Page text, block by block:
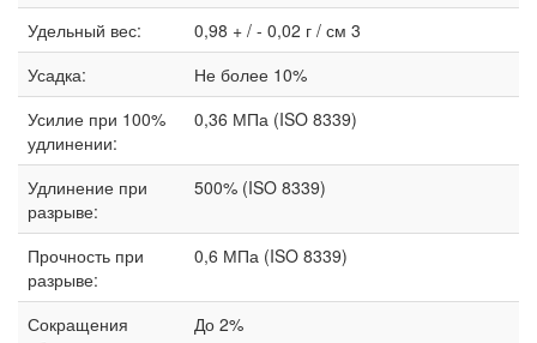
Удельный вес:
0,98 + / - 0,02 г / см 3
Усадка:
Не более 10%
Усилие при 100%
удлинении:
0,36 МПа (ISO 8339)
Удлинение при
разрыве:
500% (ISO 8339)
Прочность при
разрыве:
0,6 МПа (ISO 8339)
Сокращения
До 2%